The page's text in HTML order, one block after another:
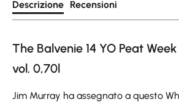
Descrizione Recensioni
The Balvenie 14 YO Peat
vol. 0,70l
Jim Murray ha assegnato a questo